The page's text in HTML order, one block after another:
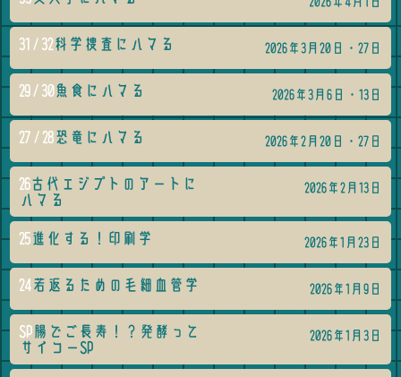
31 / 32科学捜査にハマる 2026年3月20日・27日
29 / 30魚食にハマる 2026年3月6日・13日
27 / 28恐竜にハマる 2026年2月20日・27日
26古代エジプトのアートに
ハマる
2026年2月13日
25進化する！印刷学 2026年1月23日
24若返るための毛細血管学 2026年1月9日
SP 腸でご長寿！？発酵って
サイコーSP
2026年1月3日